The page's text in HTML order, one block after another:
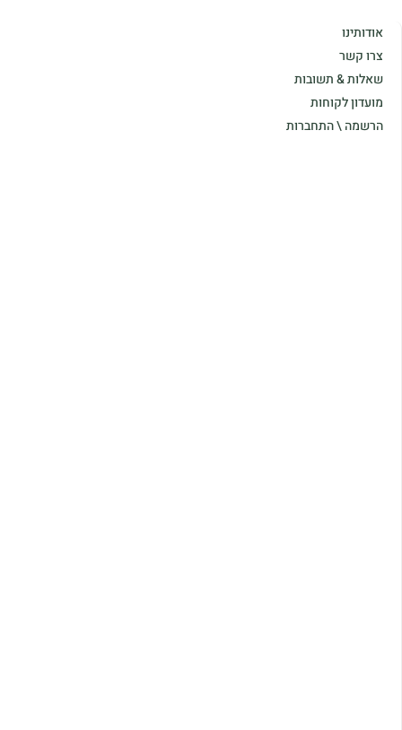
אודותינו
צרו קשר
שאלות & תשובות
מועדון לקוחות
הרשמה \ התחברות